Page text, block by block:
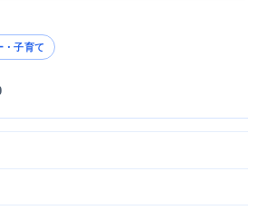
・子育て